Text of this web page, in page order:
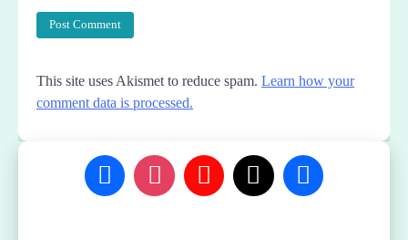
This site uses Akismet to reduce spam. Learn how your
comment data is processed.